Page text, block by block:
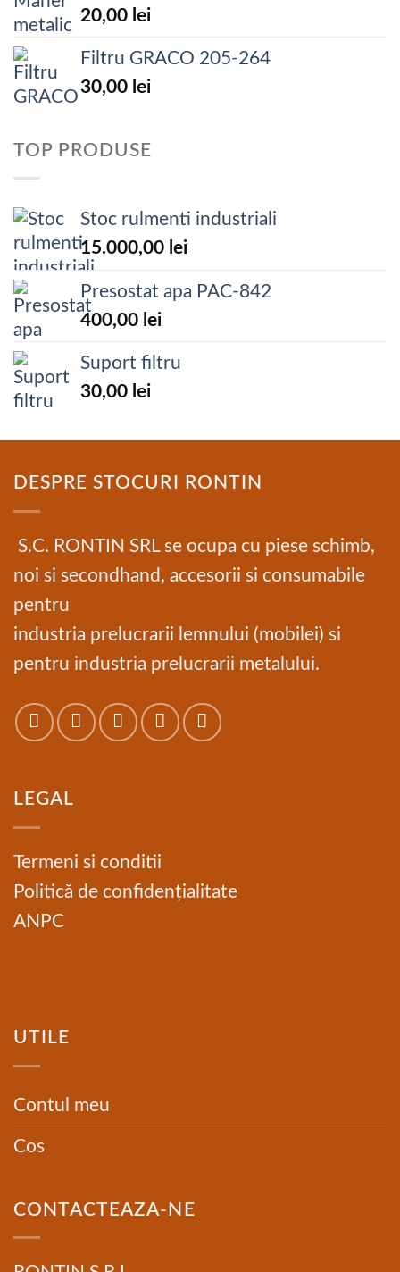
20,00 lei
Filtru GRACO 205-264
30,00 lei
TOP PRODUSE
Stoc rulmenti industriali
15.000,00 lei
Presostat apa PAC-842
400,00 lei
Suport filtru
30,00 lei
DESPRE STOCURI RONTIN
S.C. RONTIN SRL se ocupa cu piese schimb,
noi si secondhand, accesorii si consumabile
pentru
industria prelucrarii lemnului (mobilei) si
pentru industria prelucrarii metalului.
LEGAL
Termeni si conditii
Politică de confidențialitate
ANPC
UTILE
Contul meu
Cos
CONTACTEAZA-NE